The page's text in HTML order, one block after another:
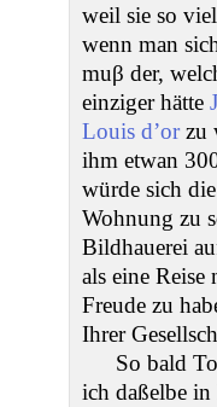
weil sie so
wenn man
muβ der,
einziger hätte
Louis d’orzu
ihm etwan
würde sich
Wohnung zu
Bildhauerei
als eine
Freude zu
Ihrer
So bald
ich daßelbe